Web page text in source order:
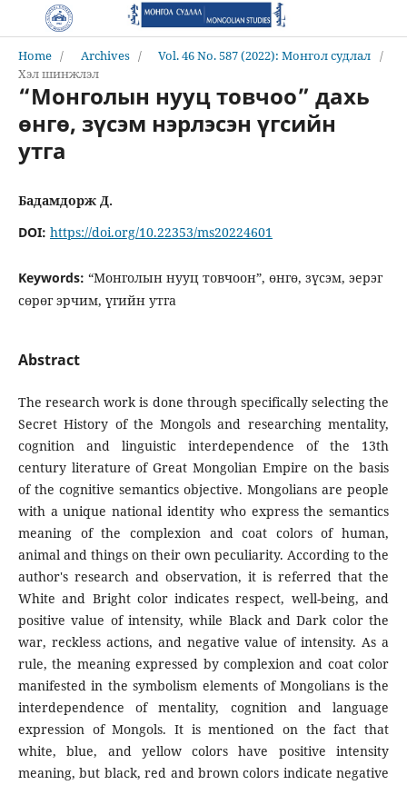
Home / Archives / Vol. 46 No. 587 (2022): Монгол судлал /
Хэл шинжлэл
“Монголын нууц товчоо” дахь
өнгө, зүсэм нэрлэсэн үгсийн
утга
Бадамдорж Д.
DOI: https://doi.org/10.22353/ms20224601
Keywords: “Монголын нууц товчоон”, өнгө, зүсэм, эерэг
сөрөг эрчим, үгийн утга
Abstract
The research work is done through specifically selecting the
Secret History of the Mongols and researching mentality,
cognition and linguistic interdependence of the 13th
century literature of Great Mongolian Empire on the basis
of the cognitive semantics objective. Mongolians are people
with a unique national identity who express the semantics
meaning of the complexion and coat colors of human,
animal and things on their own peculiarity. According to the
author's research and observation, it is referred that the
White and Bright color indicates respect, well-being, and
positive value of intensity, while Black and Dark color the
war, reckless actions, and negative value of intensity. As a
rule, the meaning expressed by complexion and coat color
manifested in the symbolism elements of Mongolians is the
interdependence of mentality, cognition and language
expression of Mongols. It is mentioned on the fact that
white, blue, and yellow colors have positive intensity
meaning, but black, red and brown colors indicate negative